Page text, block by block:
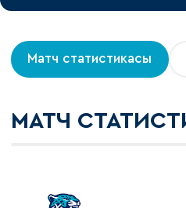
Матч статистикасы
МАТЧ